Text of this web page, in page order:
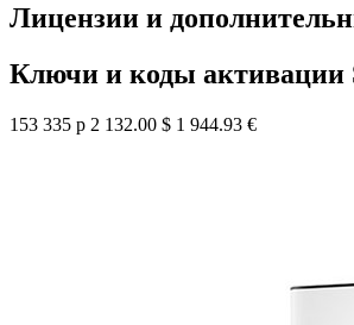
Лицензии и
Ключи и коды активации
153 335 р 2 132.00 $ 1 944.93 €